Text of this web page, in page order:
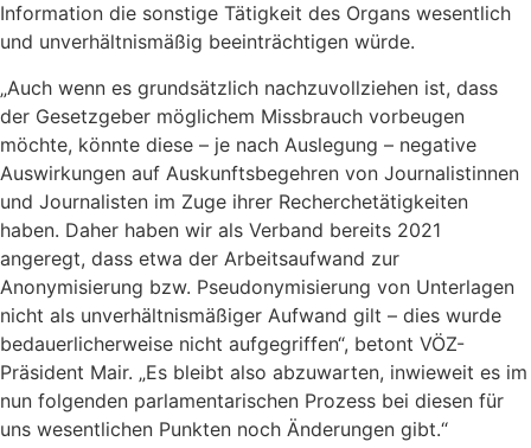
Information die sonstige Tätigkeit des Organs wesentlich
und unverhältnismäßig beeinträchtigen würde.
„Auch wenn es grundsätzlich nachzuvollziehen ist, dass
der Gesetzgeber möglichem Missbrauch vorbeugen
möchte, könnte diese – je nach Auslegung – negative
Auswirkungen auf Auskunftsbegehren von Journalistinnen
und Journalisten im Zuge ihrer Recherchetätigkeiten
haben. Daher haben wir als Verband bereits 2021
angeregt, dass etwa der Arbeitsaufwand zur
Anonymisierung bzw. Pseudonymisierung von Unterlagen
nicht als unverhältnismäßiger Aufwand gilt – dies wurde
bedauerlicherweise nicht aufgegriffen“, betont VÖZ-
Präsident Mair. „Es bleibt also abzuwarten, inwieweit es im
nun folgenden parlamentarischen Prozess bei diesen für
uns wesentlichen Punkten noch Änderungen gibt.“